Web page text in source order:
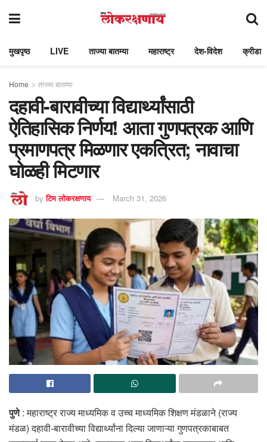
मुखपृष्ठ LIVE ताज्या बातम्या महाराष्ट्र देश-विदेश क्रीडा
Home ताज्या बातम्या
दहावी-बारावीच्या विद्यार्थ्यांसाठी
ऐतिहासिक निर्णय! आता गुणपत्रक आणि
प्रमाणपत्र मिळणार एकत्रित; नावाचा
घोळही मिटणार
by टिम लोकरक्षणाय March 31, 2026
पुणे : महाराष्ट्र राज्य माध्यमिक व उच्च माध्यमिक शिक्षण मंडळाने (राज्य
मंडळ) दहावी-बारावीच्या विद्यार्थ्यांना दिल्या जाणाऱ्या गुणपत्रकाबाबत